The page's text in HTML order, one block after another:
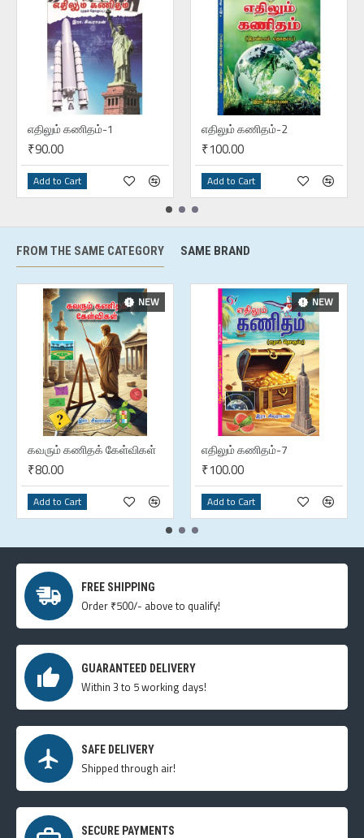
எதிலும் கணிதம்-1
₹90.00
Add to Cart
எதிலும் கணிதம்-2
₹100.00
Add to Cart
FROM THE SAME CATEGORY SAME BRAND
NEW
கவரும் கணிதக் கேள்விகள்
₹80.00
Add to Cart
NEW
எதிலும் கணிதம்-7
₹100.00
Add to Cart
FREE SHIPPING
Order ₹500/- above to qualify!
GUARANTEED DELIVERY
Within 3 to 5 working days!
SAFE DELIVERY
Shipped through air!
SECURE PAYMENTS